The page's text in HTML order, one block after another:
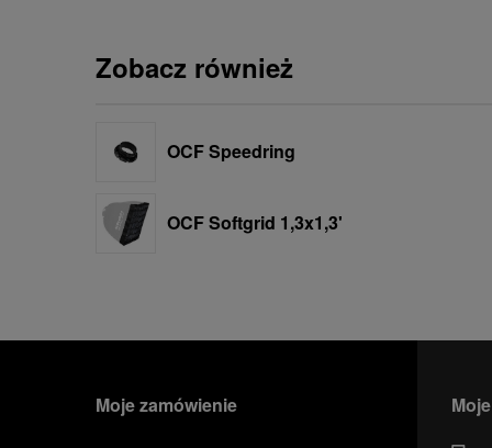
Zobacz również
OCF Speedring
OCF Softgrid 1,3x1,3'
Moje zamówienie